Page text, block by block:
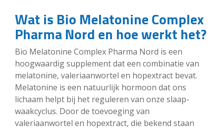
Wat is Bio Melatonine Complex
Pharma Nord en hoe werkt het?
Bio Melatonine Complex Pharma Nord is een
hoogwaardig supplement dat een combinatie van
melatonine, valeriaanwortel en hopextract bevat.
Melatonine is een natuurlijk hormoon dat ons
lichaam helpt bij het reguleren van onze slaap-
waakcyclus. Door de toevoeging van
valeriaanwortel en hopextract, die bekend staan